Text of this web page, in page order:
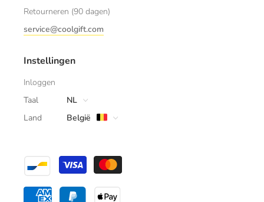
Retourneren (90 dagen)
service@coolgift.com
Instellingen
Inloggen
Taal
NL
Land
België